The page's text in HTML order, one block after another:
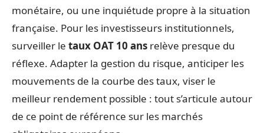
monétaire, ou une inquiétude propre à la situation
française. Pour les investisseurs institutionnels,
surveiller le taux OAT 10 ans relève presque du
réflexe. Adapter la gestion du risque, anticiper les
mouvements de la courbe des taux, viser le
meilleur rendement possible : tout s’articule autour
de ce point de référence sur les marchés